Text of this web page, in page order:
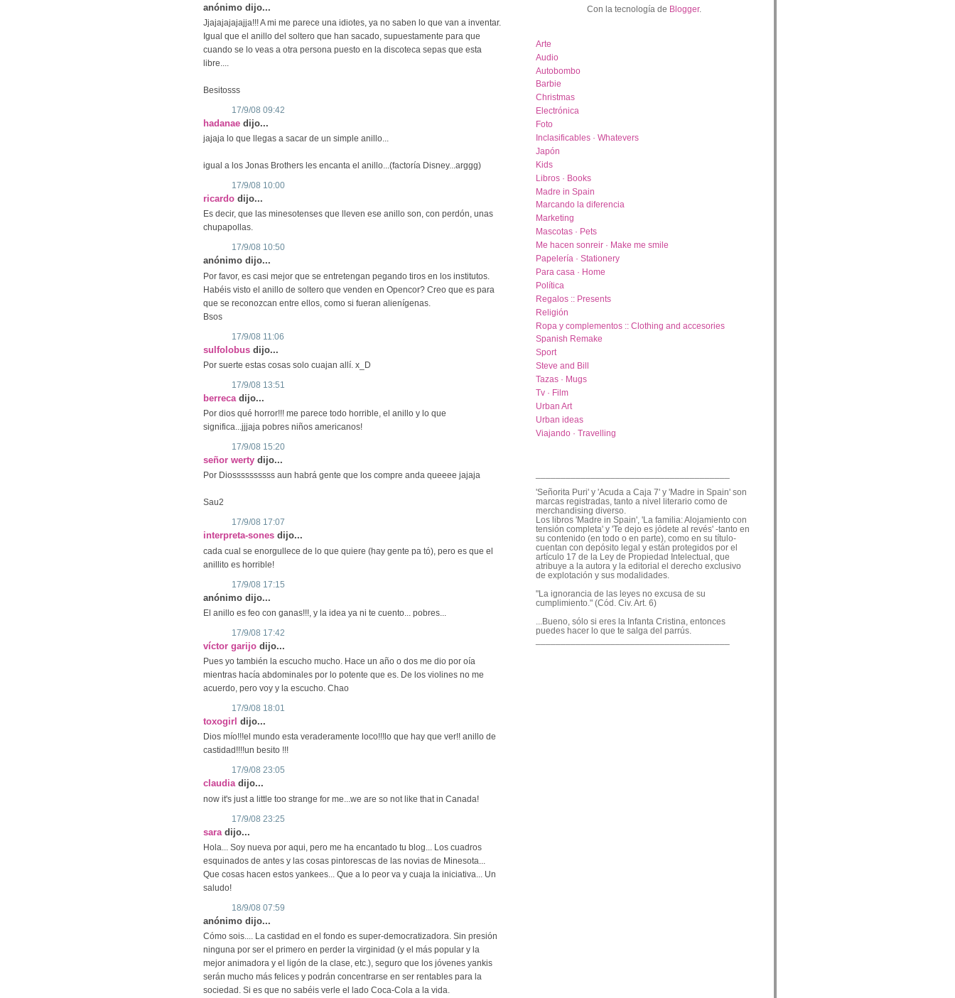
anónimo dijo...
Jjajajajajajja!!! A mi me parece una idiotes, ya no saben lo que van a inventar.
Igual que el anillo del soltero que han sacado, supuestamente para que
cuando se lo veas a otra persona puesto en la discoteca sepas que esta
libre....
Besitosss
17/9/08 09:42
hadanae dijo...
jajaja lo que llegas a sacar de un simple anillo...
igual a los Jonas Brothers les encanta el anillo...(factoría Disney...arggg)
17/9/08 10:00
ricardo dijo...
Es decir, que las minesotenses que lleven ese anillo son, con perdón, unas
chupapollas.
17/9/08 10:50
anónimo dijo...
Por favor, es casi mejor que se entretengan pegando tiros en los institutos.
Habéis visto el anillo de soltero que venden en Opencor? Creo que es para
que se reconozcan entre ellos, como si fueran alienígenas.
Bsos
17/9/08 11:06
sulfolobus dijo...
Por suerte estas cosas solo cuajan allí. x_D
17/9/08 13:51
berreca dijo...
Por dios qué horror!!! me parece todo horrible, el anillo y lo que
significa...jjjaja pobres niños americanos!
17/9/08 15:20
señor werty dijo...
Por Diossssssssss aun habrá gente que los compre anda queeee jajaja
Sau2
17/9/08 17:07
interpreta-sones dijo...
cada cual se enorgullece de lo que quiere (hay gente pa tó), pero es que el
anillito es horrible!
17/9/08 17:15
anónimo dijo...
El anillo es feo con ganas!!!, y la idea ya ni te cuento... pobres...
17/9/08 17:42
víctor garijo dijo...
Pues yo también la escucho mucho. Hace un año o dos me dio por oía
mientras hacía abdominales por lo potente que es. De los violines no me
acuerdo, pero voy y la escucho. Chao
17/9/08 18:01
toxogirl dijo...
Dios mío!!!el mundo esta veraderamente loco!!!lo que hay que ver!! anillo de
castidad!!!!un besito !!!
17/9/08 23:05
claudia dijo...
now it's just a little too strange for me...we are so not like that in Canada!
17/9/08 23:25
sara dijo...
Hola... Soy nueva por aqui, pero me ha encantado tu blog... Los cuadros
esquinados de antes y las cosas pintorescas de las novias de Minesota...
Que cosas hacen estos yankees... Que a lo peor va y cuaja la iniciativa... Un
saludo!
18/9/08 07:59
anónimo dijo...
Cómo sois.... La castidad en el fondo es super-democratizadora. Sin presión
ninguna por ser el primero en perder la virginidad (y el más popular y la
mejor animadora y el ligón de la clase, etc.), seguro que los jóvenes yankis
serán mucho más felices y podrán concentrarse en ser rentables para la
sociedad. Si es que no sabéis verle el lado Coca-Cola a la vida.
Con la tecnología de Blogger.
Arte
Audio
Autobombo
Barbie
Christmas
Electrónica
Foto
Inclasificables · Whatevers
Japón
Kids
Libros · Books
Madre in Spain
Marcando la diferencia
Marketing
Mascotas · Pets
Me hacen sonreir · Make me smile
Papelería · Stationery
Para casa · Home
Política
Regalos :: Presents
Religión
Ropa y complementos :: Clothing and accesories
Spanish Remake
Sport
Steve and Bill
Tazas · Mugs
Tv · Film
Urban Art
Urban ideas
Viajando · Travelling
'Señorita Puri' y 'Acuda a Caja 7' y 'Madre in Spain' son
marcas registradas, tanto a nivel literario como de
merchandising diverso.
Los libros 'Madre in Spain', 'La familia: Alojamiento con
tensión completa' y 'Te dejo es jódete al revés' -tanto en
su contenido (en todo o en parte), como en su título-
cuentan con depósito legal y están protegidos por el
artículo 17 de la Ley de Propiedad Intelectual, que
atribuye a la autora y la editorial el derecho exclusivo
de explotación y sus modalidades.
"La ignorancia de las leyes no excusa de su
cumplimiento." (Cód. Civ. Art. 6)
...Bueno, sólo si eres la Infanta Cristina, entonces
puedes hacer lo que te salga del parrús.